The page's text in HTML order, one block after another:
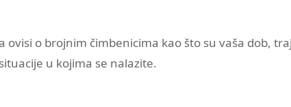
ovisi o brojnim čimbenicima kao što su vaša dob,
u kojima se nalazite.